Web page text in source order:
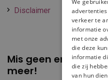
Disclaimer
Mis geen enkele
meer!
We
verkeer te
informatie
met onze
die deze
informatie
die zij
van hun